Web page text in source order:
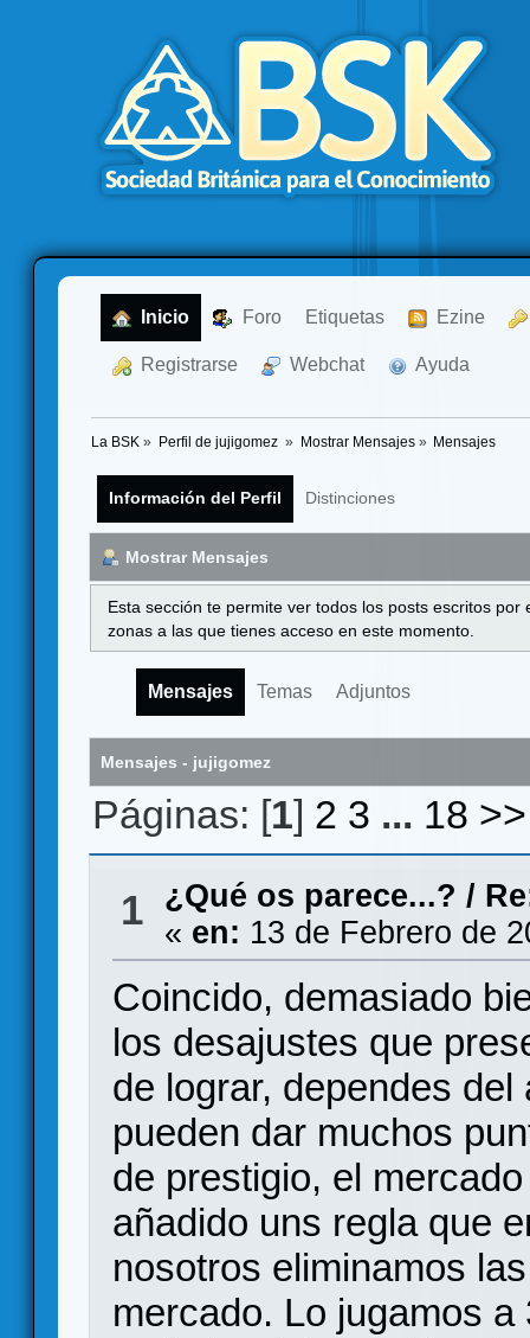
Inicio Foro Etiquetas Ezine
Registrarse Webchat Ayuda
La BSK » Perfil de jujigomez » Mostrar Mensajes» Mensajes
Información del Perfil Distinciones
Mostrar Mensajes
Esta sección te permite ver todos los posts escritos
zonas a las que tienes acceso en este momento.
Mensajes Temas Adjuntos
Mensajes - jujigomez
Páginas: [1] 2 3 ... 18 >>
1 ¿Qué os parece...? /
« en: 13 de Febrero de
Coincido, demasiado
los desajustes que
de lograr, dependes
pueden dar muchos
de prestigio, el
añadido uns regla que
nosotros eliminamos
mercado. Lo jugamos